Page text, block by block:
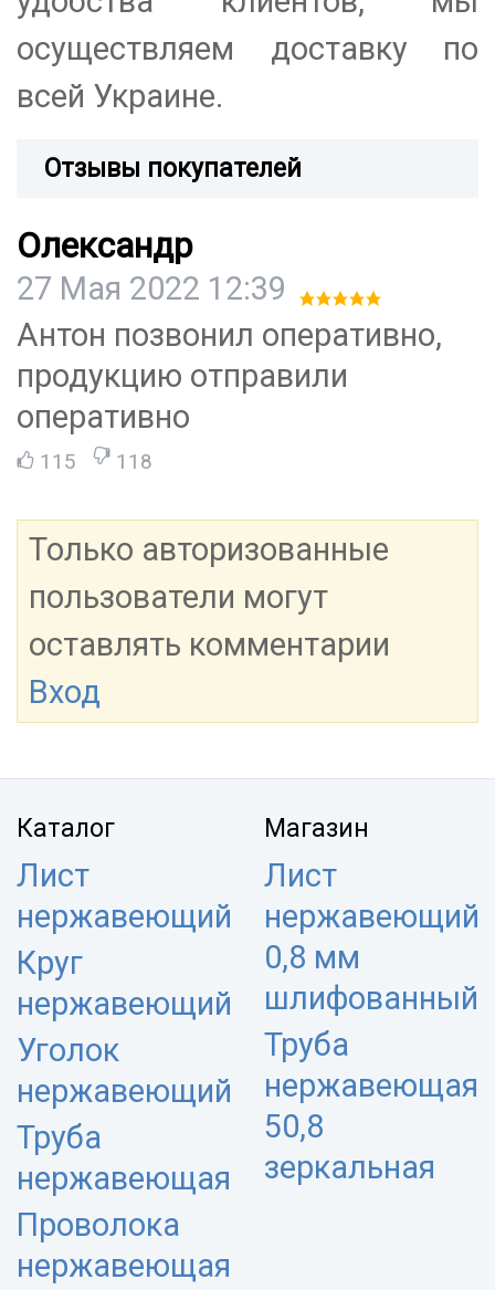
осуществляем доставку по
всей Украине.
Отзывы покупателей
Олександр
27 Мая 2022 12:39
Антон позвонил оперативно,
продукцию отправили
оперативно
115 118
Только авторизованные
пользователи могут
оставлять комментарии
Вход
Каталог
Лист
нержавеющий
Круг
нержавеющий
Уголок
нержавеющий
Труба
нержавеющая
Проволока
нержавеющая
Магазин
Лист
нержавеющий
0,8 мм
шлифованный
Труба
нержавеющая
50,8
зеркальная